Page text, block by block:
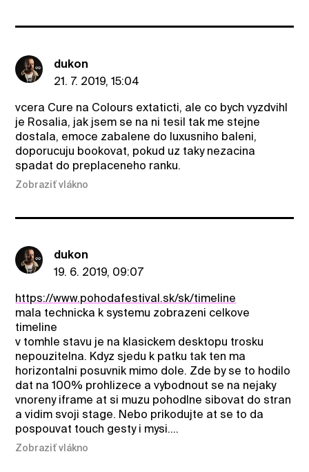
dukon
21. 7. 2019, 15:04
vcera Cure na Colours extaticti, ale co bych vyzdvihl
je Rosalia, jak jsem se na ni tesil tak me stejne
dostala, emoce zabalene do luxusniho baleni,
doporucuju bookovat, pokud uz taky nezacina
spadat do preplaceneho ranku.
Zobraziť vlákno
dukon
19. 6. 2019, 09:07
https://www.pohodafestival.sk/sk/timeline
mala technicka k systemu zobrazeni celkove
timeline
v tomhle stavu je na klasickem desktopu trosku
nepouzitelna. Kdyz sjedu k patku tak ten ma
horizontalni posuvnik mimo dole. Zde by se to hodilo
dat na 100% prohlizece a vybodnout se na nejaky
vnoreny iframe at si muzu pohodlne sibovat do stran
a vidim svoji stage. Nebo prikodujte at se to da
pospouvat touch gesty i mysi....
Zobraziť vlákno